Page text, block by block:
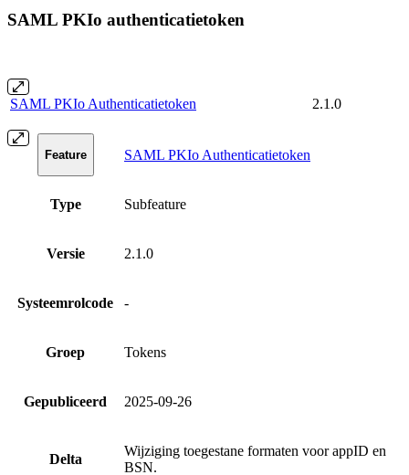
SAML PKIo authenticatietoken
SAML PKIo Authenticatietoken 2.1.0
Feature SAML PKIo Authenticatietoken
Type Subfeature
Versie 2.1.0
Systeemrolcode -
Groep Tokens
Gepubliceerd 2025-09-26
Delta
Wijziging toegestane formaten voor appID en
BSN.